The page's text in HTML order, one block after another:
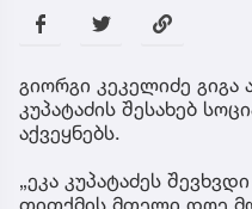
გიორგი კეკელიძე გიგა
კუპატაძის შესახებ
აქვეყნებს.
„ეკა კუპატაძეს